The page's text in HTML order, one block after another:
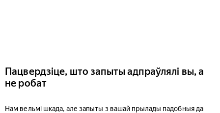
Пацвердзіце, што запыты адпраўлялі вы, а
не робат
Нам вельмі шкада, але запыты з вашай прылады падобныя да